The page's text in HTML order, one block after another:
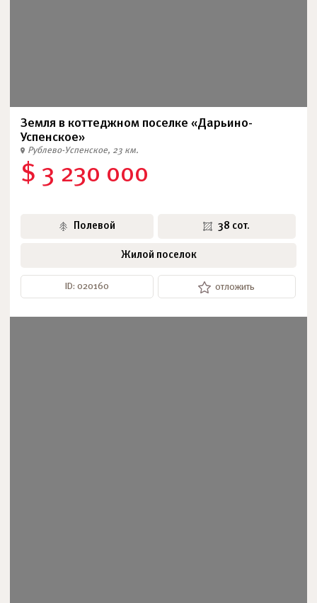
Земля в коттеджном поселке «Дарьино-
Успенское»
Рублево-Успенское, 23 км.
$ 3 230 000
Полевой 38 сот.
Жилой поселок
ID: 020160 отложить